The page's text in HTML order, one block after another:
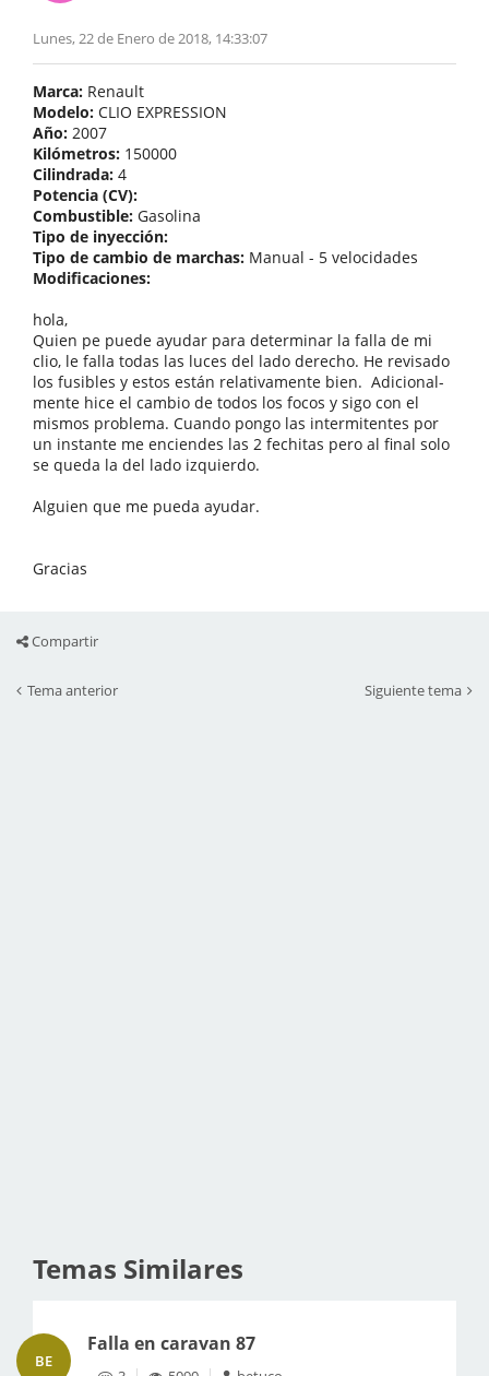
Lunes, 22 de Enero de 2018, 14:33:07
Marca: Renault
Modelo: CLIO EXPRESSION
Año: 2007
Kilómetros: 150000
Cilindrada: 4
Potencia (CV):
Combustible: Gasolina
Tipo de inyección:
Tipo de cambio de marchas: Manual - 5 velocidades
Modificaciones:
hola,
Quien pe puede ayudar para determinar la falla de mi
clio, le falla todas las luces del lado derecho. He revisado
los fusibles y estos están relativamente bien. Adicional-
mente hice el cambio de todos los focos y sigo con el
mismos problema. Cuando pongo las intermitentes por
un instante me enciendes las 2 fechitas pero al final solo
se queda la del lado izquierdo.
Alguien que me pueda ayudar.
Gracias
Compartir
Tema anterior Siguiente tema
Temas Similares
BE
Falla en caravan 87